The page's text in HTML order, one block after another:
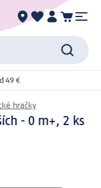
49 €
hračky
- 0 m+, 2 ks